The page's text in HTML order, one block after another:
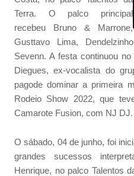
Terra. O palco principal
recebeu Bruno & Marrone,
Gusttavo Lima,
Sevenn. A festa continuou
Diegues, ex-vocalista do
pagode dominar a primeira
Rodeio Show 2022, que
Camarote Fusion, com NJ DJ.
O sábado, 04 de junho, foi
grandes sucessos
Henrique, no palco Talentos